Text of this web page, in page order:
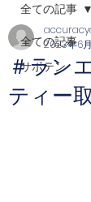
全ての記事
サボテン
全ての記事
＃ラン
ティー
2023年6